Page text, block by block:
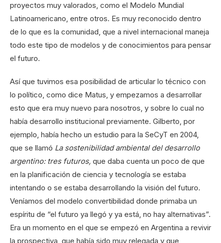
proyectos muy valorados, como el Modelo Mundial
Latinoamericano, entre otros. Es muy reconocido dentro
de lo que es la comunidad, que a nivel internacional maneja
todo este tipo de modelos y de conocimientos para pensar
el futuro.
Así que tuvimos esa posibilidad de articular lo técnico con
lo político, como dice Matus, y empezamos a desarrollar
esto que era muy nuevo para nosotros, y sobre lo cual no
había desarrollo institucional previamente. Gilberto, por
ejemplo, había hecho un estudio para la SeCyT en 2004,
que se llamó La sostenibilidad ambiental del desarrollo
argentino: tres futuros, que daba cuenta un poco de que
en la planificación de ciencia y tecnología se estaba
intentando o se estaba desarrollando la visión del futuro.
Veníamos del modelo convertibilidad donde primaba un
espíritu de “el futuro ya llegó y ya está, no hay alternativas”.
Era un momento en el que se empezó en Argentina a revivir
la prospectiva, que había sido muy relegada y que